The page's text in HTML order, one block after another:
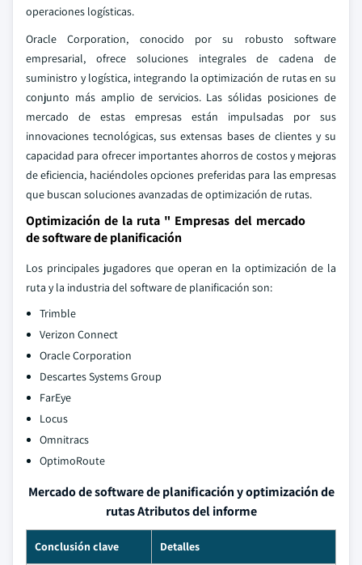
operaciones logísticas.
Oracle Corporation, conocido por su robusto software
empresarial, ofrece soluciones integrales de cadena de
suministro y logística, integrando la optimización de rutas en su
conjunto más amplio de servicios. Las sólidas posiciones de
mercado de estas empresas están impulsadas por sus
innovaciones tecnológicas, sus extensas bases de clientes y su
capacidad para ofrecer importantes ahorros de costos y mejoras
de eficiencia, haciéndoles opciones preferidas para las empresas
que buscan soluciones avanzadas de optimización de rutas.
Optimización de la ruta " Empresas del mercado
de software de planificación
Los principales jugadores que operan en la optimización de la
ruta y la industria del software de planificación son:
Trimble
Verizon Connect
Oracle Corporation
Descartes Systems Group
FarEye
Locus
Omnitracs
OptimoRoute
Mercado de software de planificación y optimización de
rutas Atributos del informe
Conclusión clave Detalles